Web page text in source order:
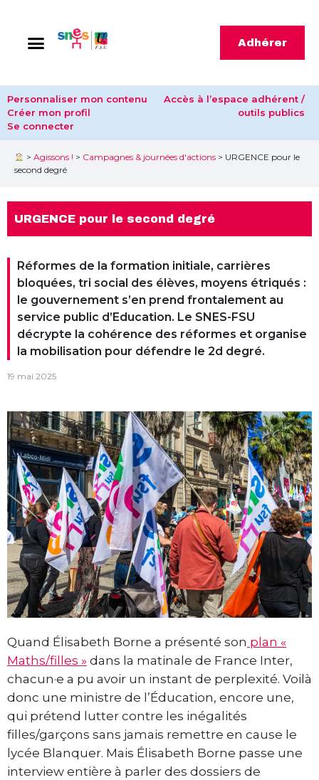
Adhérer
Personnaliser mon contenu
Créer mon profil
Se connecter
Accès à l’espace adhérent /
outils publics
> Agissons ! > Campagnes & journées d'actions> URGENCE pour le
second degré
URGENCE pour le second degré
Réformes de la formation initiale, carrières
bloquées, tri social des élèves, moyens étriqués :
le gouvernement s’en prend frontalement au
service public d’Education. Le SNES-FSU
décrypte la cohérence des réformes et organise
la mobilisation pour défendre le 2d degré.
19 mai 2025
Quand Élisabeth Borne a présenté son plan «
Maths/filles » dans la matinale de France Inter,
chacun·e a pu avoir un instant de perplexité. Voilà
donc une ministre de l’Éducation, encore une,
qui prétend lutter contre les inégalités
filles/garçons sans jamais remettre en cause le
lycée Blanquer. Mais Élisabeth Borne passe une
interview entière à parler des dossiers de